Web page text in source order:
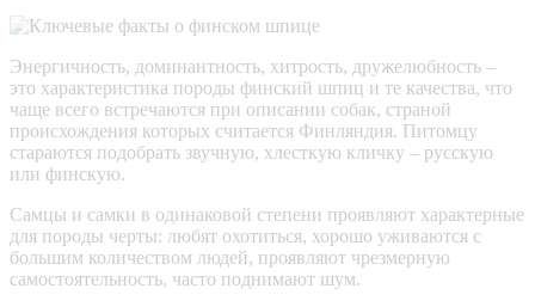
Энергичность, доминантность, хитрость, дружелюбность –
это характеристика породы финский шпиц и те качества, что
чаще всего встречаются при описании собак, страной
происхождения которых считается Финляндия. Питомцу
стараются подобрать звучную, хлесткую кличку – русскую
или финскую.
Самцы и самки в одинаковой степени проявляют характерные
для породы черты: любят охотиться, хорошо уживаются с
большим количеством людей, проявляют чрезмерную
самостоятельность, часто поднимают шум.